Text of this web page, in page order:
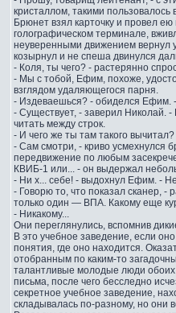
кристаллом, такими
Брюнет взял карточку и провел
голографическом терминале,
неуверенными движением вернул
козырнул и не спеша двинулся
- Коля, ты чего? - растерянно
- Мы с тобой, Ефим, похоже,
взглядом удаляющегося парня.
- Издеваешься? - обиделся Ефим.
- Существует, - заверил Николай.
читать между строк.
- И чего же ты там такого
- Сам смотри, - криво усмехнулся
передвижение по любым
КВИБ-1 или... - он выдержал
- Ни х... себе! - выдохнул Ефим. -
- Говорю то, что показал сканер,
только один — ВПА. Какому еще
- Никакому...
Они переглянулись, вспомнив
В это учебное заведение, если
понятия, где оно находится.
отобранным по каким-то
талантливые молодые люди обоих
письма, после чего бесследно
секретное учебное заведение,
складывалась по-разному, но они